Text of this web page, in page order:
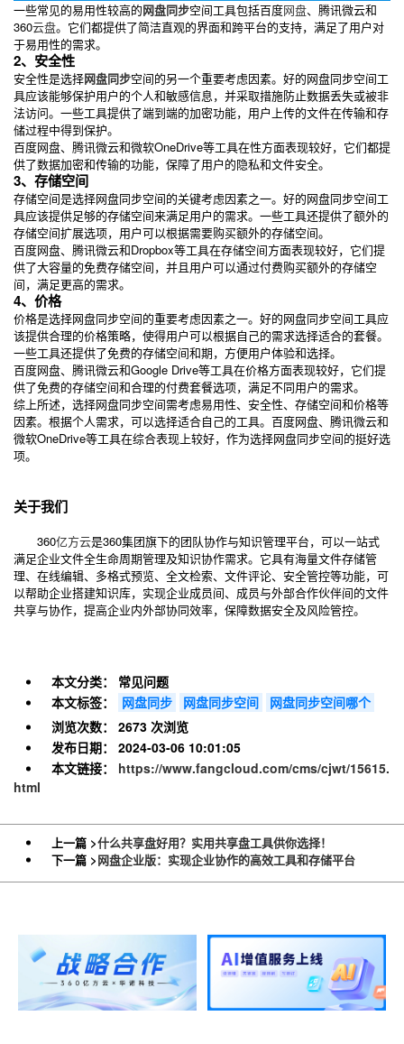
一些常见的易用性较高的网盘同步空间工具包括百度网盘、腾讯微云和
360云盘。它们都提供了简洁直观的界面和跨平台的支持，满足了用户对
于易用性的需求。
2、安全性
安全性是选择网盘同步空间的另一个重要考虑因素。好的网盘同步空间工
具应该能够保护用户的个人和敏感信息，并采取措施防止数据丢失或被非
法访问。一些工具提供了端到端的加密功能，用户上传的文件在传输和存
储过程中得到保护。
百度网盘、腾讯微云和微软OneDrive等工具在性方面表现较好，它们都提
供了数据加密和传输的功能，保障了用户的隐私和文件安全。
3、存储空间
存储空间是选择网盘同步空间的关键考虑因素之一。好的网盘同步空间工
具应该提供足够的存储空间来满足用户的需求。一些工具还提供了额外的
存储空间扩展选项，用户可以根据需要购买额外的存储空间。
百度网盘、腾讯微云和Dropbox等工具在存储空间方面表现较好，它们提
供了大容量的免费存储空间，并且用户可以通过付费购买额外的存储空
间，满足更高的需求。
4、价格
价格是选择网盘同步空间的重要考虑因素之一。好的网盘同步空间工具应
该提供合理的价格策略，使得用户可以根据自己的需求选择适合的套餐。
一些工具还提供了免费的存储空间和期，方便用户体验和选择。
百度网盘、腾讯微云和Google Drive等工具在价格方面表现较好，它们提
供了免费的存储空间和合理的付费套餐选项，满足不同用户的需求。
综上所述，选择网盘同步空间需考虑易用性、安全性、存储空间和价格等
因素。根据个人需求，可以选择适合自己的工具。百度网盘、腾讯微云和
微软OneDrive等工具在综合表现上较好，作为选择网盘同步空间的挺好选
项。
关于我们
360亿方云是360集团旗下的团队协作与知识管理平台，可以一站式
满足企业文件全生命周期管理及知识协作需求。它具有海量文件存储管
理、在线编辑、多格式预览、全文检索、文件评论、安全管控等功能，可
以帮助企业搭建知识库，实现企业成员间、成员与外部合作伙伴间的文件
共享与协作，提高企业内外部协同效率，保障数据安全及风险管控。
本文分类：
常见问题
本文标签：
网盘同步 网盘同步空间
网盘同步空间哪个
浏览次数：
2673 次浏览
发布日期：
2024-03-06 10:01:05
本文链接：
https://www.fangcloud.com/cms/cjwt/15615.
html
上一篇 >什么共享盘好用？实用共享盘工具供你选择！
下一篇 >网盘企业版：实现企业协作的高效工具和存储平台